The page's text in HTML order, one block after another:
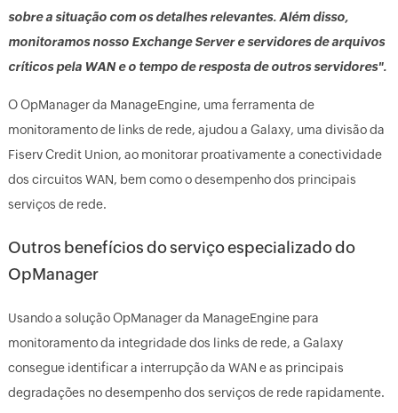
sobre a situação com os detalhes relevantes. Além disso,
monitoramos nosso Exchange Server e servidores de arquivos
críticos pela WAN e o tempo de resposta de outros servidores".
O OpManager da ManageEngine, uma ferramenta de
monitoramento de links de rede, ajudou a Galaxy, uma divisão da
Fiserv Credit Union, ao monitorar proativamente a conectividade
dos circuitos WAN, bem como o desempenho dos principais
serviços de rede.
Outros benefícios do serviço especializado do
OpManager
Usando a solução OpManager da ManageEngine para
monitoramento da integridade dos links de rede, a Galaxy
consegue identificar a interrupção da WAN e as principais
degradações no desempenho dos serviços de rede rapidamente.